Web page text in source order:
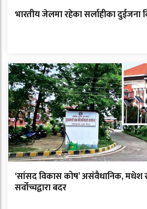
भारतीय जेलमा रहेका सर्लाहीका दुईजना
‘सांसद विकास कोष’ असंवैधानिक, मधेश
सर्वोच्चद्वारा बदर